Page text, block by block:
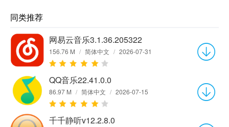
同类推荐
网易云音乐3.1.36.205322
156.76 M / 简体中文 / 2026-07-31
QQ音乐22.41.0.0
86.97 M / 简体中文 / 2026-07-15
千千静听v12.2.8.0